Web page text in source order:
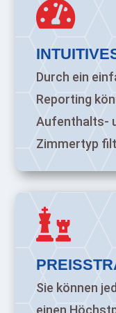

Durch ein
Reporting
Aufenthalts-
Zimmertyp

Sie können